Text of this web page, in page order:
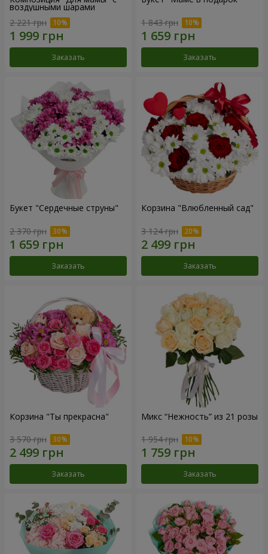
воздушными шарами
2 221 грн
Заказать
1 843 грн
Заказать
Букет "Сердечные струны"
2 370 грн
Заказать
Корзина "Влюбленный сад"
3 124 грн
Заказать
Корзина "Ты прекрасна"
3 570 грн
Заказать
Микс “Нежность” из 21 розы
1 954 грн
Заказать